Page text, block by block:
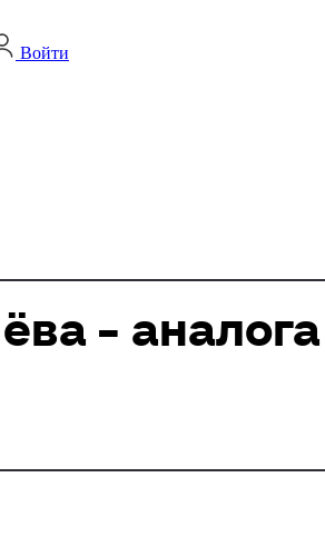
Войти
- аналога